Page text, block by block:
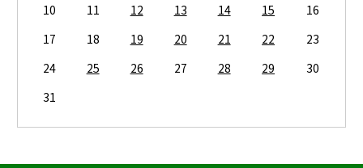
10
11 12 13 14 15
16
17
18 19 20 21 22
23
24
25 26 27 28 29
30
31